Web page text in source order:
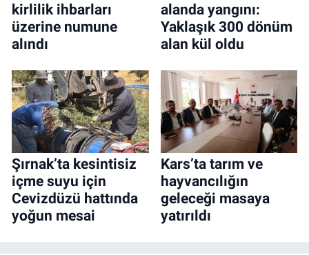
kirlilik ihbarları
üzerine numune
alındı
alanda yangını:
Yaklaşık 300 dönüm
alan kül oldu
Şırnak’ta kesintisiz
içme suyu için
Cevizdüzü hattında
yoğun mesai
Kars’ta tarım ve
hayvancılığın
geleceği masaya
yatırıldı